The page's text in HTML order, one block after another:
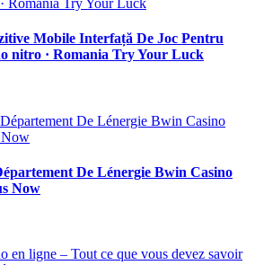
Mobile Interfață De Joc Pentru
nitro · Romania Try Your Luck
De Lénergie Bwin Casino
Now